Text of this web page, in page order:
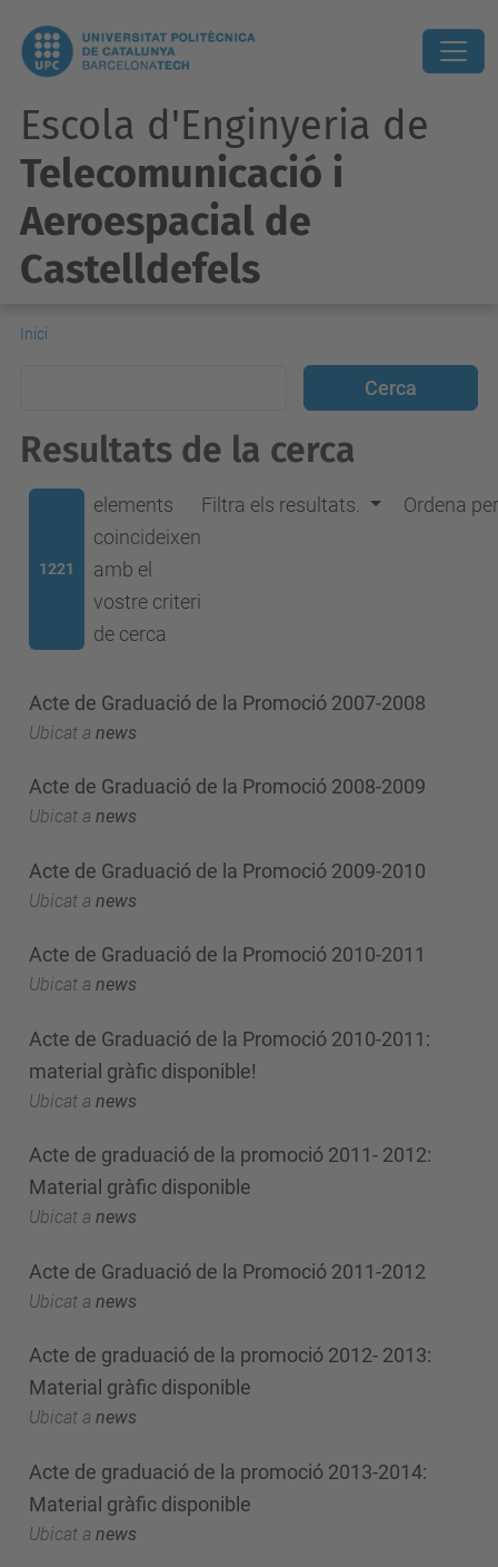
Escola d'Enginyeria de
Telecomunicació i
Aeroespacial de
Castelldefels
Inici
Resultats de la cerca
1221
elements
coincideixen
amb el
vostre criteri
de cerca
Filtra els resultats. Ordena
Acte de Graduació de la Promoció 2007-2008
Ubicat a news
Acte de Graduació de la Promoció 2008-2009
Ubicat a news
Acte de Graduació de la Promoció 2009-2010
Ubicat a news
Acte de Graduació de la Promoció 2010-2011
Ubicat a news
Acte de Graduació de la Promoció 2010-2011:
material gràfic disponible!
Ubicat a news
Acte de graduació de la promoció 2011- 2012:
Material gràfic disponible
Ubicat a news
Acte de Graduació de la Promoció 2011-2012
Ubicat a news
Acte de graduació de la promoció 2012- 2013:
Material gràfic disponible
Ubicat a news
Acte de graduació de la promoció 2013-2014:
Material gràfic disponible
Ubicat a news